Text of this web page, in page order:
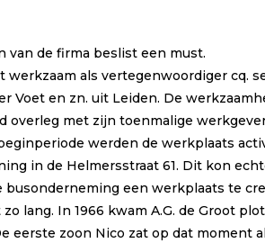
van de firma beslist een must.
als vertegenwoordiger cq.
en zn. uit Leiden. De
met zijn toenmalige
werden de werkplaats
in de Helmersstraat 61. Dit kon
busonderneming een werkplaats te
lang. In 1966 kwam A.G. de Groot
zoon Nico zat op dat moment